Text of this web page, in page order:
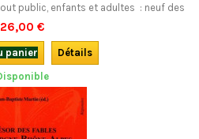
public, enfants et adultes : neuf des
Roman de Renart, adaptés en
CD.
26,00 €
panier
Détails